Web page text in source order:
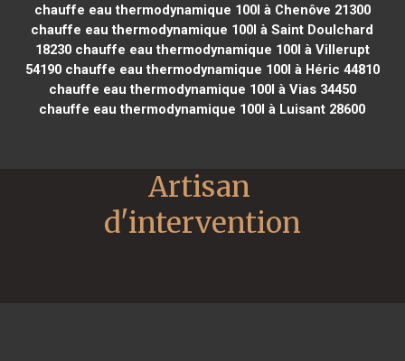
chauffe eau thermodynamique 100l à Chenôve 21300
chauffe eau thermodynamique 100l à Saint Doulchard
18230chauffe eau thermodynamique 100l à Villerupt
54190chauffe eau thermodynamique 100l à Héric 44810
chauffe eau thermodynamique 100l à Vias 34450
chauffe eau thermodynamique 100l à Luisant 28600
Artisan
d'intervention